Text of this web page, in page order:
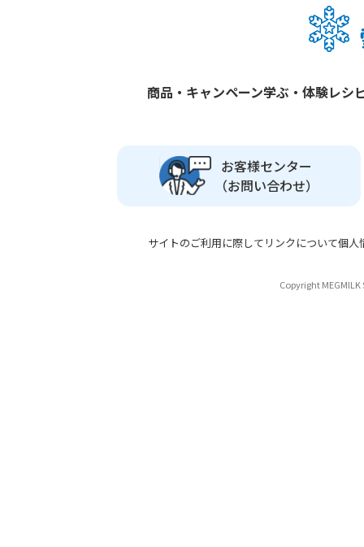
商品・キャンペーン学ぶ・体験レシ
お客様センター
（お問い合わせ）
サイトのご利用に際して リンクについて個人
Copyright MEGMILK